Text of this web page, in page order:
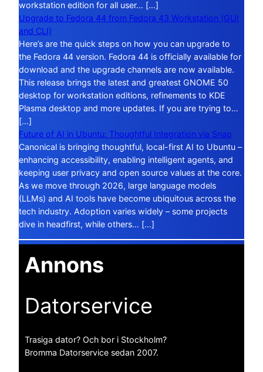
workstation edition for all user… […]
Upgrade to Fedora 44 from Fedora 43 Workstation (GUI
and CLI)
Here’s are the quick steps on how you can upgrade to
the Fedora 44 version. Fedora 44 is officially available for
download and the upgrade channels are now available.
This release brings the latest and greatest GNOME 50
desktop for workstation editions, refinements to KDE
Plasma desktop and more updates. If you are trying to…
[…]
Future of AI in Ubuntu: Thoughtful Integration via Snap
Canonical is bringing thoughtful, local-first AI to Ubuntu –
enhancing accessibility, enabling intelligent agents, and
keeping user privacy and open source values at the core.
As we move through 2026, large language models
(LLMs) and AI tools have become ubiquitous across the
tech industry. Adoption varies widely – some projects
dive in headfirst, while others… […]
Annons
Datorservice
Trasiga dator? Och bor i Stockholm?
Bromma Datorservice sedan 2007.